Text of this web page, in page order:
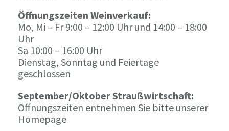
Öffnungszeiten Weinverkauf:
Mo, Mi – Fr 9:00 – 12:00 Uhr und 14:00 – 18:00
Uhr
Sa 10:00 – 16:00 Uhr
Dienstag, Sonntag und Feiertage
geschlossen
September/Oktober Straußwirtschaft:
Öffnungszeiten entnehmen Sie bitte unserer
Homepage